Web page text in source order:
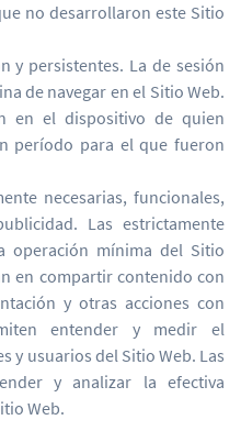
no desarrollaron este Sitio
y persistentes. La de sesión
de navegar en el Sitio Web.
en el dispositivo de quien
período para el que fueron
necesarias, funcionales,
Las estrictamente
operación mínima del Sitio
en compartir contenido con
y otras acciones con
entender y medir el
y usuarios del Sitio Web. Las
y analizar la efectiva
Web.